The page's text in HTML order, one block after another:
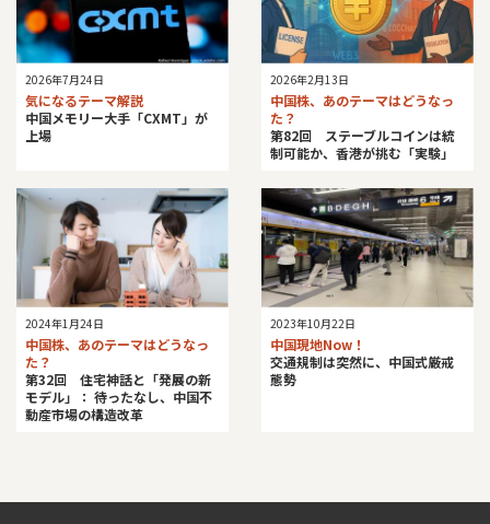
2026年7月24日
気になるテーマ解説
中国メモリー大手「CXMT」が
上場
2026年2月13日
中国株、あのテーマはどうなっ
た？
第82回 ステーブルコインは統
制可能か、香港が挑む「実験」
2024年1月24日
中国株、あのテーマはどうなっ
た？
第32回 住宅神話と「発展の新
モデル」： 待ったなし、中国不
動産市場の構造改革
2023年10月22日
中国現地Now！
交通規制は突然に、中国式厳戒
態勢